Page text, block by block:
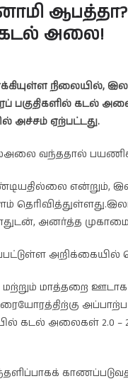
கடல் அலை!
நிலையில்,
பகுதிகளில் கடல்
அச்சம் ஏற்பட்டது.
வந்ததால்
என்றும்,
அனர்த்த
அறிக்கையில்
மற்றும் மாத்தறை ஊடாக
அப்பாற்பட்ட
கடல் அலைகள் 2.0 –